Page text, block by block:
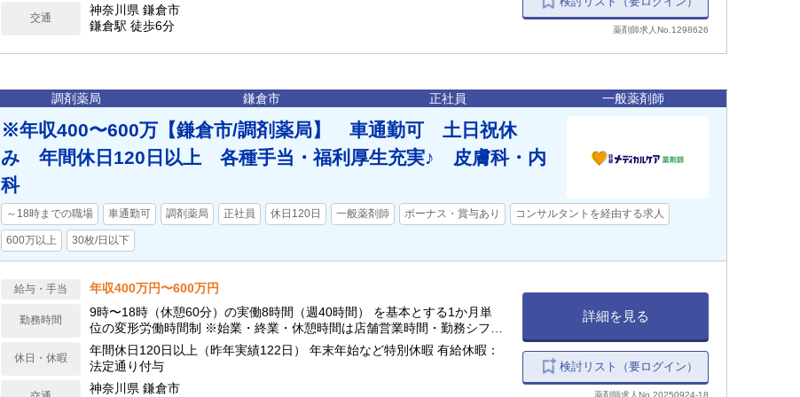
交通
神奈川県 鎌倉市
鎌倉駅 徒歩6分
薬剤師求人No.1298626
調剤薬局 鎌倉市 正社員 一般薬剤師
※年収400〜600万【鎌倉市/調剤薬局】 車通勤可 土日祝休
み 年間休日120日以上 各種手当・福利厚生充実♪ 皮膚科・内
科
～18時までの職場 車通勤可 調剤薬局 正社員 休日120日 一般薬剤師 ボーナス・賞与あり コンサルタントを経由する求人
600万以上 30枚/日以下
給与・手当 年収400万円〜600万円
勤務時間
9時〜18時（休憩60分）の実働8時間（週40時間） を基本とする1か月単
位の変形労働時間制 ※始業・終業・休憩時間は店舗営業時間・勤務シフト
による
休日・休暇
年間休日120日以上（昨年実績122日） 年末年始など特別休暇 有給休暇：
法定通り付与
神奈川県 鎌倉市
詳細を見る
検討リスト（要ログイン）
薬剤師求人No.20250924-18